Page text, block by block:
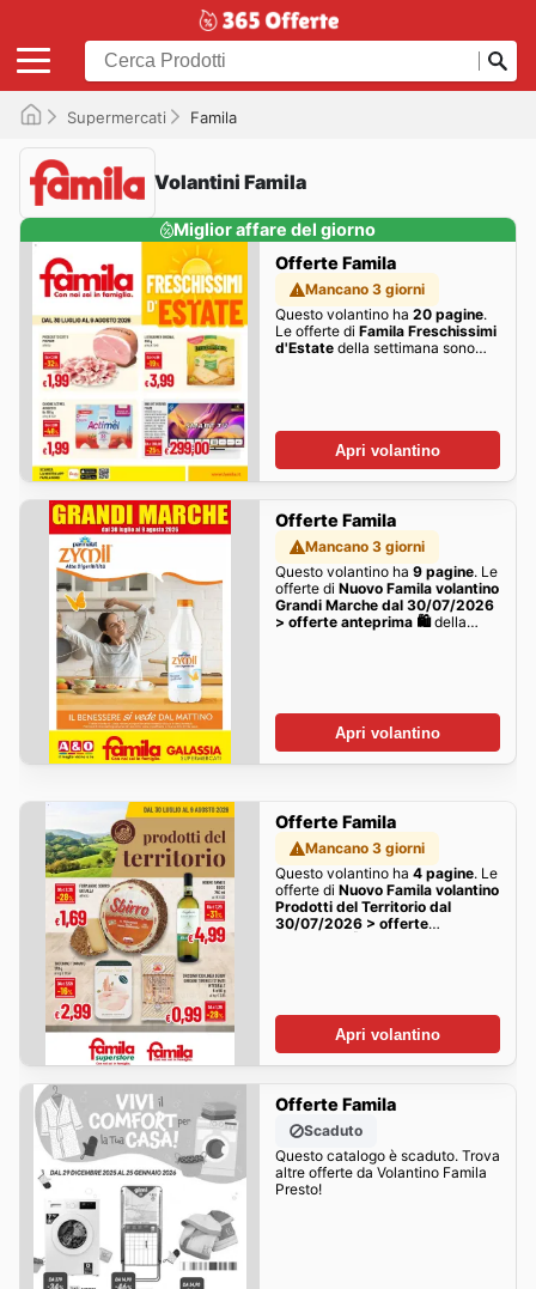
Supermercati Famila
Volantini Famila
Miglior affare del giorno
Offerte Famila
Mancano 3 giorni
Questo volantino ha 20 pagine.
Le offerte di Famila Freschissimi
d'Estatedella settimana sono
Apri volantino
Offerte Famila
Mancano 3 giorni
Questo volantino ha 9 pagine. Le
offerte di Nuovo Famila volantino
Grandi Marche dal 30/07/2026
> offerte anteprima 🛍️della
Apri volantino
Offerte Famila
Mancano 3 giorni
Questo volantino ha 4 pagine. Le
offerte di Nuovo Famila volantino
Prodotti del Territorio dal
30/07/2026 > offerte
Apri volantino
Offerte Famila
Scaduto
Questo catalogo è scaduto. Trova
altre offerte da Volantino Famila
Presto!